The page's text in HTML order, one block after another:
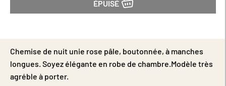
ÉPUISÉ
Chemise de nuit unie rose pâle, boutonnée, à manches
longues. Soyez élégante en robe de chambre.Modèle très
agréble à porter.